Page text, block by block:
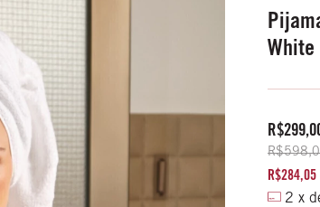
White
R$284,05
2 x